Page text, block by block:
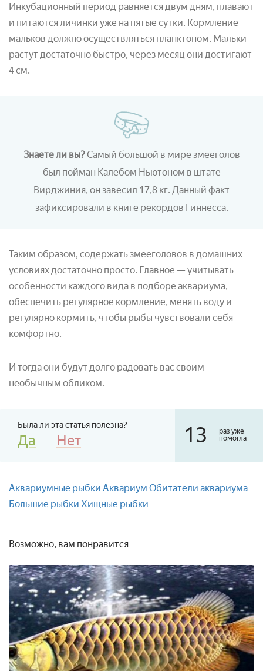
Инкубационный период равняется двум дням, плавают
и питаются личинки уже на пятые сутки. Кормление
мальков должно осуществляться планктоном. Мальки
растут достаточно быстро, через месяц они достигают
4 см.
Знаете ли вы?Самый большой в мире змееголов
был пойман Калебом Ньютоном в штате
Вирджиния, он завесил 17,8 кг. Данный факт
зафиксировали в книге рекордов Гиннесса.
Таким образом, содержать змееголовов в домашних
условиях достаточно просто. Главное — учитывать
особенности каждого вида в подборе аквариума,
обеспечить регулярное кормление, менять воду и
регулярно кормить, чтобы рыбы чувствовали себя
комфортно.
И тогда они будут долго радовать вас своим
необычным обликом.
Была ли эта статья полезна?
Да Нет 13
раз уже
помогла
Аквариумные рыбки Аквариум Обитатели аквариума
Большие рыбки Хищные рыбки
Возможно, вам понравится